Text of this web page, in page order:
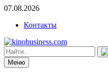
07.08.2026
Контакты
Меню